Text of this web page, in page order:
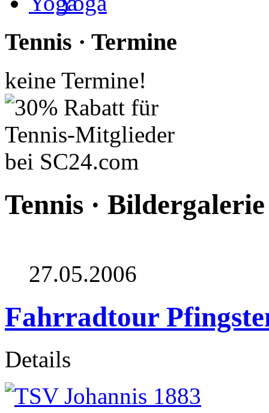
Tennis · Termine
keine Termine!
Tennis · Bildergalerie
27.05.2006
Fahrradtour
Details